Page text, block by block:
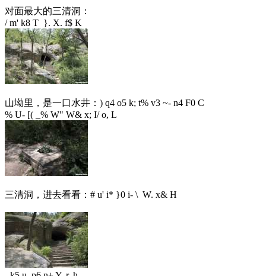
对面最大的三清洞：
/ m' k8 T }. X. f$ K
山坳里，是一口水井： ) q4 o5 k; t% v3 ~- n4 F0 C
% U- [( _% W" W& x; I/ o, L
三清洞，进去看看： # u' i* }0 i- \ W. x& H